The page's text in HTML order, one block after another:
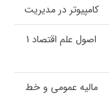
کامپیوتر در مدیریت
اصول علم اقتصاد 1
مالیه عمومی و خط